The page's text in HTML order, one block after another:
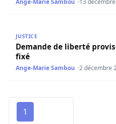
JUSTICE
Demande de liberté
fixé
Ange-Marie Sambou 2 décembre
1